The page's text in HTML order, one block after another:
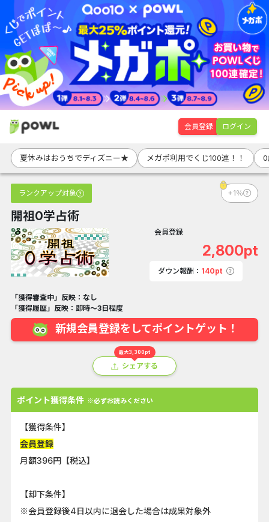
会員登録 ログイン
夏休みはおうちでディズニー★ メガポ利用でくじ100連！！ 0
ランクアップ対象 +1％
開祖0学占術
会員登録
2,800pt
ダウン報酬： 140pt
「獲得審査中」反映：なし
「獲得履歴」反映：即時～3日程度
新規会員登録をしてポイントゲット！
最大3,300pt
シェアする
ポイント獲得条件 ※必ずお読みください
【獲得条件】
会員登録
月額396円【税込】
【却下条件】
※会員登録後4日以内に退会した場合は成果対象外